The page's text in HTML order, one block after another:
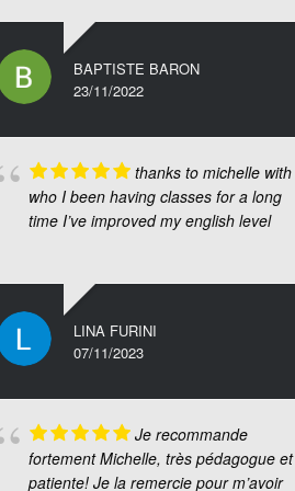
BAPTISTE BARON
23/11/2022
thanks to michelle with
who I been having classes for a long
time I’ve improved my english level
LINA FURINI
07/11/2023
Je recommande
fortement Michelle, très pédagogue et
patiente! Je la remercie pour m’avoir